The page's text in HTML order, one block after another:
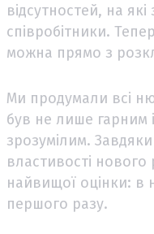
відсутностей, на
співробітники.
можна прямо з
Ми продумали всі
був не лише гарним
зрозумілим.
властивості
найвищої оцінки: в
першого разу.